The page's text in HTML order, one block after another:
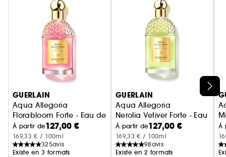
Ignorer le carrousel produits
GUERLAIN
Aqua Allegoria
Florabloom Forte - Eau de Parfum
À partir de127,00 €
169,33 € / 100ml
325avis
Existe en 3 formats
GUERLAIN
Aqua Allegoria
Nerolia Vetiver Forte - Eau De
À partir de127,00 €
169,33 € / 100ml
98avis
Existe en 2 formats
À